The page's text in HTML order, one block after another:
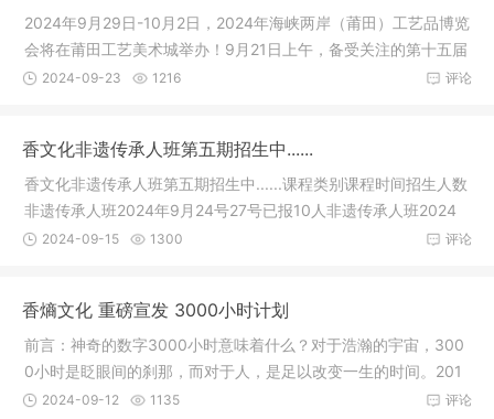
2024年9月29日-10月2日，2024年海峡两岸（莆田）工艺品博览
会将在莆田工艺美术城举办！9月21日上午，备受关注的第十五届
艺鼎杯木
评论
2024-09-23 1216
香文化非遗传承人班第五期招生中......
香文化非遗传承人班第五期招生中......课程类别课程时间招生人数
非遗传承人班2024年9月24号27号已报10人非遗传承人班2024
年10月2
评论
2024-09-15 1300
香熵文化 重磅宣发 3000小时计划
前言：神奇的数字3000小时意味着什么？对于浩瀚的宇宙，300
0小时是眨眼间的刹那，而对于人，是足以改变一生的时间。201
9年香熵文
评论
2024-09-12 1135